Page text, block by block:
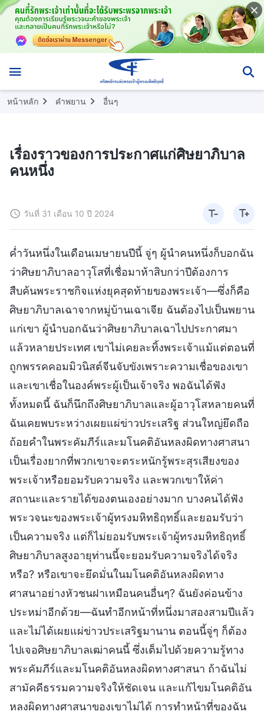
หน้าหลัก คำพยาน อื่นๆ
เรื่องราวของการประกาศแก่ศิษยาภิบาล
คนหนึ่ง
วันที่ 31 เดือน 10 ปี 2024
ค่ำวันหนึ่งในเดือนเมษายนปีนี้ จู่ๆ ผู้นำคนหนึ่งก็บอกฉัน
ว่าศิษยาภิบาลอาวุโสที่เชื่อมาห้าสิบกว่าปีต้องการ
สืบค้นพระราชกิจแห่งยุคสุดท้ายของพระเจ้า—ซึ่งก็คือ
ศิษยาภิบาลเฉาจากหมู่บ้านเฉาเจีย ฉันต้องไปเป็นพยาน
แก่เขา ผู้นำบอกฉันว่าศิษยาภิบาลเฉาไปประกาศมา
แล้วหลายประเทศ เขาไม่เคยละทิ้งพระเจ้าแม้แต่ตอนที่
ถูกพรรคคอมมิวนิสต์จีนจับขังเพราะความเชื่อของเขา
และเขาเชื่อในองค์พระผู้เป็นเจ้าจริง พอฉันได้ฟัง
ทั้งหมดนี้ ฉันก็นึกถึงศิษยาภิบาลและผู้อาวุโสหลายคนที่
ฉันเคยพบระหว่างเผยแผ่ข่าวประเสริฐ ส่วนใหญ่ยึดถือ
ถ้อยคำในพระคัมภีร์และมโนคติอันหลงผิดทางศาสนา
เป็นเรื่องยากที่พวกเขาจะตระหนักรู้พระสุรเสียงของ
พระเจ้าหรือยอมรับความจริง และพวกเขาให้ค่า
สถานะและรายได้ของตนเองอย่างมาก บางคนได้ฟัง
พระวจนะของพระเจ้าผู้ทรงมหิทธิฤทธิ์และยอมรับว่า
เป็นความจริง แต่ก็ไม่ยอมรับพระเจ้าผู้ทรงมหิทธิฤทธิ์
ศิษยาภิบาลสูงอายุท่านนี้จะยอมรับความจริงได้จริง
หรือ? หรือเขาจะยึดมั่นในมโนคติอันหลงผิดทาง
ศาสนาอย่างหัวชนฝาเหมือนคนอื่นๆ? ฉันยังค่อนข้าง
ประหม่าอีกด้วย—ฉันทำอีกหน้าที่หนึ่งมาสองสามปีแล้ว
และไม่ได้เผยแผ่ข่าวประเสริฐมานาน ตอนนี้จู่ๆ ก็ต้อง
ไปเจอศิษยาภิบาลเฒ่าคนนี้ ซึ่งเต็มไปด้วยความรู้ทาง
พระคัมภีร์และมโนคติอันหลงผิดทางศาสนา ถ้าฉันไม่
สามัคคีธรรมความจริงให้ชัดเจน และแก้ไขมโนคติอัน
หลงผิดทางศาสนาของเขาไม่ได้ การทำหน้าที่ของฉัน